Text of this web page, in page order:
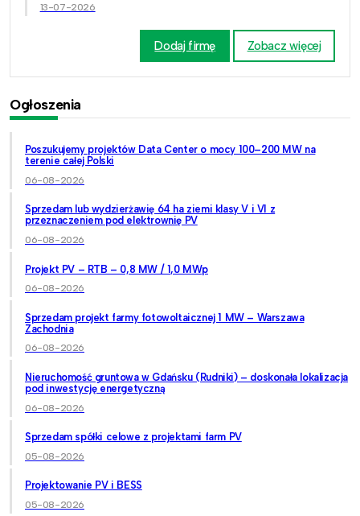
13-07-2026
Dodaj firmę Zobacz więcej
Ogłoszenia
Poszukujemy projektów Data Center o mocy 100–200 MW na
terenie całej Polski
06-08-2026
Sprzedam lub wydzierżawię 64 ha ziemi klasy V i VI z
przeznaczeniem pod elektrownię PV
06-08-2026
Projekt PV – RTB – 0,8 MW / 1,0 MWp
06-08-2026
Sprzedam projekt farmy fotowoltaicznej 1 MW – Warszawa
Zachodnia
06-08-2026
Nieruchomość gruntowa w Gdańsku (Rudniki) – doskonała lokalizacja
pod inwestycję energetyczną
06-08-2026
Sprzedam spółki celowe z projektami farm PV
05-08-2026
Projektowanie PV i BESS
05-08-2026